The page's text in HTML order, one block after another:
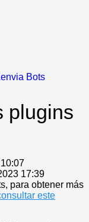
Bots
plugins
17:39
para obtener más
este